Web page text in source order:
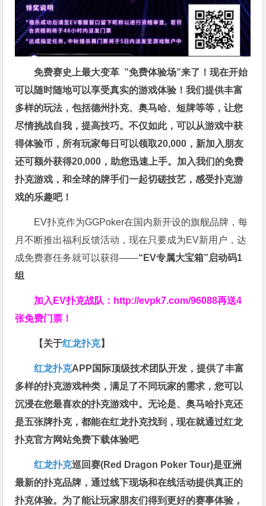
免费赛史上最大变革 ”免费体验场”来了！现在开始
可以随时随地可以享受真实的游戏体验！我们提供丰富
多样的玩法，包括德州扑克、奥马哈、短牌等等，让您
尽情挑战自我，提高技巧。不仅如此，可以从游戏中获
得体验币，所有玩家每日可以领取20,000，新加入朋友
还可额外获得20,000，助您迅速上手。 加入我们的免费
扑克游戏，和全球的牌手们一起切磋技艺，感受扑克游
戏的乐趣吧！
EV扑克作为GGPoker在国内新开设的旗舰品牌，每
月不断推出福利反馈活动，现在只要成为EV新用户，达
成免费赛任务就可以获得——“EV专属大宝箱”启动码1
组
加入EV扑克战队： http://evpk7.com/96088再送4
张免费门票！
【关于红龙扑克】
红龙扑克APP国际顶级技术团队开发，提供了丰富
多样的扑克游戏种类，满足了不同玩家的需求，您可以
沉浸在您最喜欢的扑克游戏中。无论是、奥马哈扑克还
是五张牌扑克，都能在红龙扑克找到，现在就通过红龙
扑克官方网站免费下载体验吧
红龙扑克巡回赛​(Red Dragon Poker Tour)是亚洲
最新的扑克品牌，通过线下现场和在线活动提供真正的
扑克体验。为了能让玩家朋友们得到更好的赛事体验，